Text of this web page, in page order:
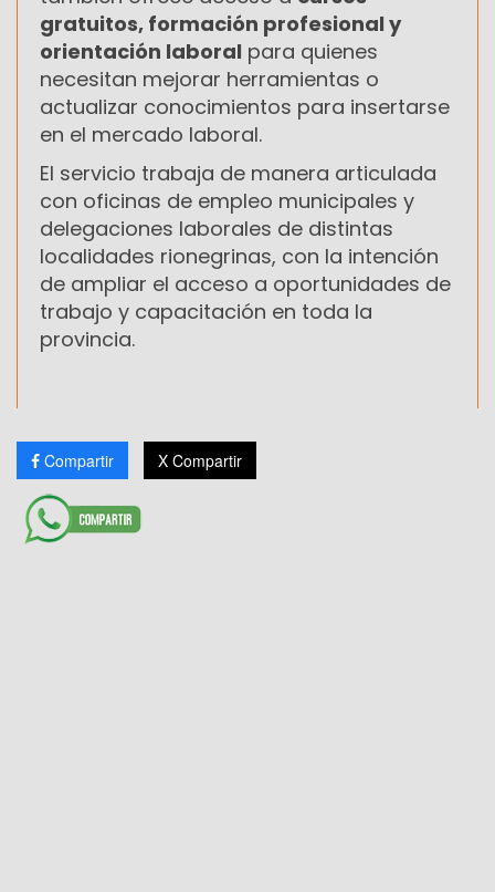
gratuitos, formación profesional y
orientación laboral para quienes
necesitan mejorar herramientas o
actualizar conocimientos para insertarse
en el mercado laboral.
El servicio trabaja de manera articulada
con oficinas de empleo municipales y
delegaciones laborales de distintas
localidades rionegrinas, con la intención
de ampliar el acceso a oportunidades de
trabajo y capacitación en toda la
provincia.
Compartir X Compartir